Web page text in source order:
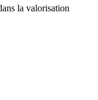
la valorisation